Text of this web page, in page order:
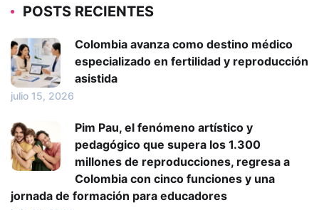
POSTS RECIENTES
Colombia avanza como destino médico
especializado en fertilidad y reproducción
asistida
julio 15, 2026
Pim Pau, el fenómeno artístico y
pedagógico que supera los 1.300
millones de reproducciones, regresa a
Colombia con cinco funciones y una
jornada de formación para educadores